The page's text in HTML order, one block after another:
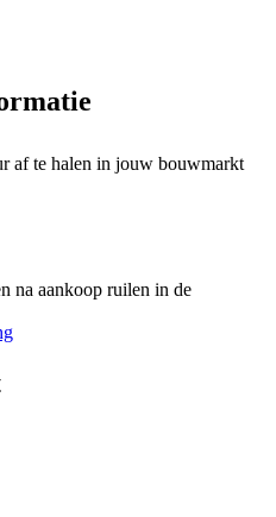
af te halen in jouw bouwmarkt
na aankoop ruilen in de